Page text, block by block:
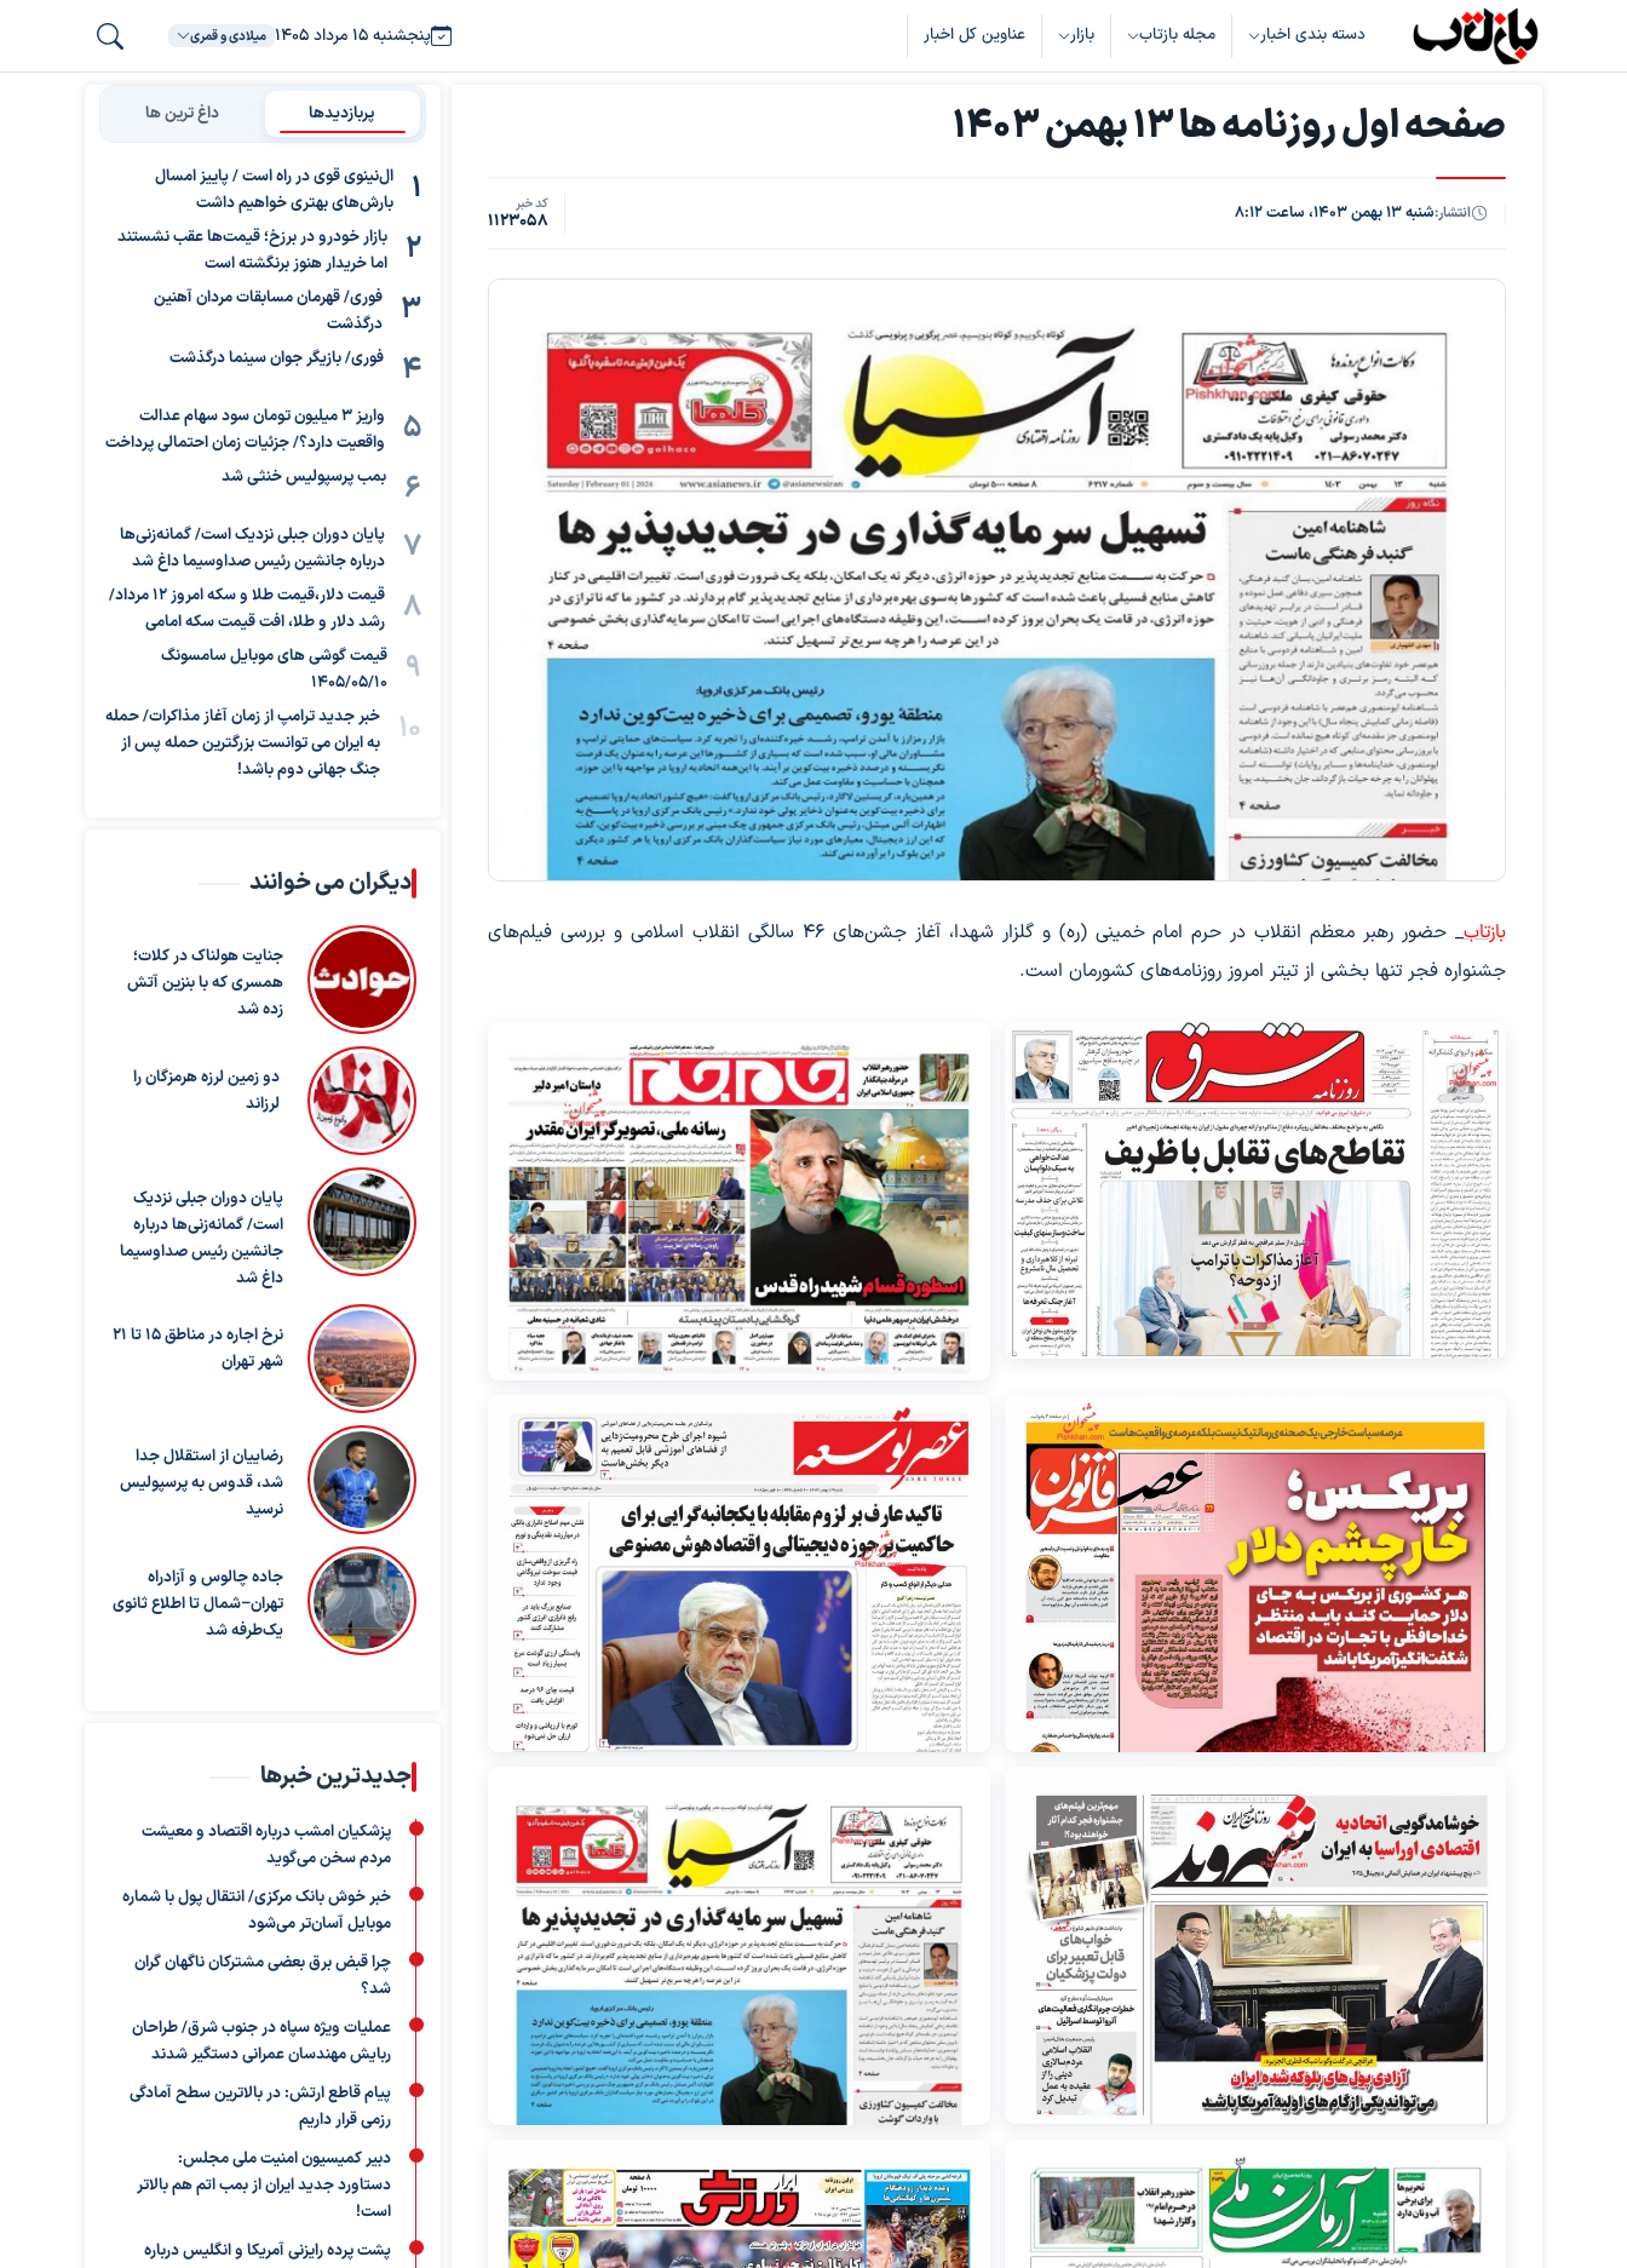
دسته بندی اخبار مجله بازتاب بازار عناوین کل اخبار پنجشنبه ۱۵ مرداد ۱۴۰۵ میلادی و قمری
صفحه اول روزنامه ها 13 بهمن 1403
انتشار:شنبه ۱۳ بهمن ۱۴۰۳، ساعت ۸:۱۲ کد خبر
1123058
بازتاب
_ حضور رهبر معظم انقلاب در حرم امام خمینی (ره) و گلزار شهدا، آغاز جشن‌های ۴۶ سالگی انقلاب اسلامی و بررسی فیلم‌های
جشنواره فجر تنها بخشی از تیتر امروز روزنامه‌های کشورمان است.
پربازدیدها داغ ترین ها
ال‌نینوی قوی در راه است / پاییز امسال
بارش‌های بهتری خواهیم داشت
بازار خودرو در برزخ؛ قیمت‌ها عقب نشستند
اما خریدار هنوز برنگشته است
فوری/ قهرمان مسابقات مردان آهنین
درگذشت
فوری/ بازیگر جوان سینما درگذشت
واریز ۳ میلیون تومان سود سهام عدالت
واقعیت دارد؟/ جزئیات زمان احتمالی پرداخت
بمب پرسپولیس خنثی شد
پایان دوران جبلی نزدیک است/ گمانه‌زنی‌ها
درباره جانشین رئیس صداوسیما داغ شد
قیمت دلار،قیمت طلا و سکه امروز ۱۲ مرداد/
رشد دلار و طلا، افت قیمت سکه امامی
قیمت گوشی های موبایل سامسونگ
1405/05/10
خبر جدید ترامپ از زمان آغاز مذاکرات/ حمله
به ایران می توانست بزرگترین حمله پس از
جنگ جهانی دوم باشد!
دیگران می خوانند
جنایت هولناک در کلات؛
همسری که با بنزین آتش
زده شد
دو زمین لرزه هرمزگان را
لرزاند
پایان دوران جبلی نزدیک
است/ گمانه‌زنی‌ها درباره
جانشین رئیس صداوسیما
داغ شد
نرخ اجاره در مناطق 15 تا 21
شهر تهران
رضاییان از استقلال جدا
شد، قدوس به پرسپولیس
نرسید
جاده چالوس و آزادراه
تهران–شمال تا اطلاع ثانوی
یک‌طرفه شد
جدیدترین خبرها
پزشکیان امشب درباره اقتصاد و معیشت
مردم سخن می‌گوید
خبر خوش بانک مرکزی/ انتقال پول با شماره
موبایل آسان‌تر می‌شود
چرا قبض برق بعضی مشترکان ناگهان گران
شد؟
عملیات ویژه سپاه در جنوب شرق/ طراحان
ربایش مهندسان عمرانی دستگیر شدند
پیام قاطع ارتش: در بالاترین سطح آمادگی
رزمی قرار داریم
دبیر کمیسیون امنیت ملی مجلس:
دستاورد جدید ایران از بمب اتم هم بالاتر
است!
پشت پرده رایزنی آمریکا و انگلیس درباره